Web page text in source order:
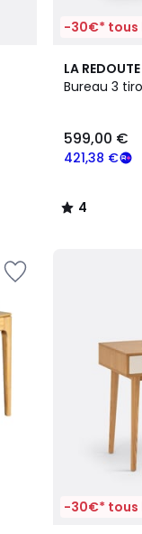
-30€* tous
LA
Bureau 3
421,38 €
599,00 €
4
/
4
/
-30€* tous